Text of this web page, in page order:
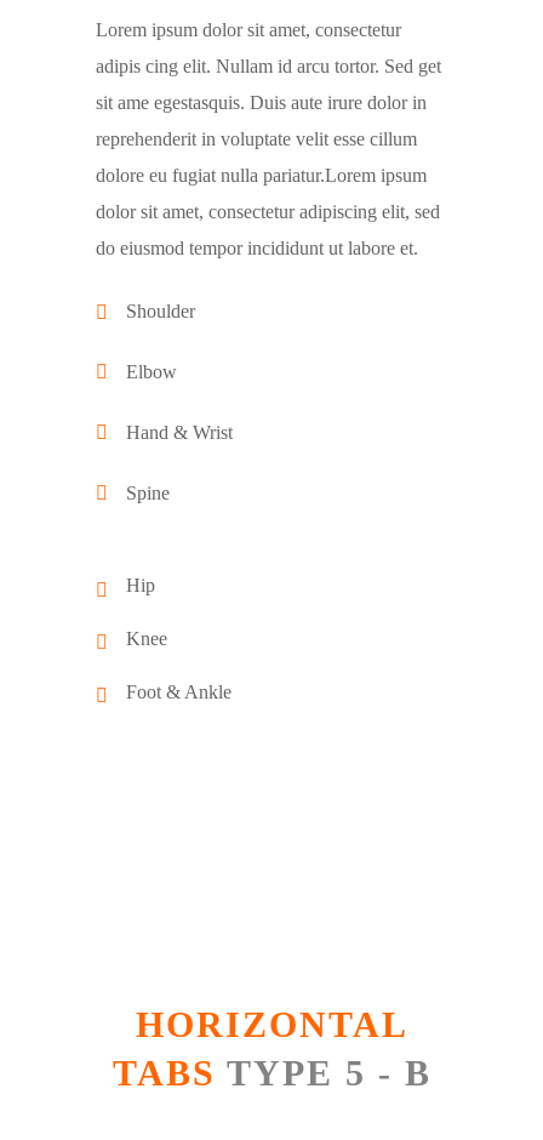
Lorem ipsum dolor sit amet, consectetur
adipis cing elit. Nullam id arcu tortor. Sed get
sit ame egestasquis. Duis aute irure dolor in
reprehenderit in voluptate velit esse cillum
dolore eu fugiat nulla pariatur.Lorem ipsum
dolor sit amet, consectetur adipiscing elit, sed
do eiusmod tempor incididunt ut labore et.
Shoulder
Elbow
Hand & Wrist
Spine
Hip
Knee
Foot & Ankle
HORIZONTAL
TABS TYPE 5 - B